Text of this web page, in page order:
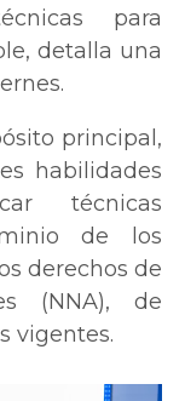
para
detalla una
principal,
habilidades
técnicas
de los
derechos de
(NNA), de
vigentes.